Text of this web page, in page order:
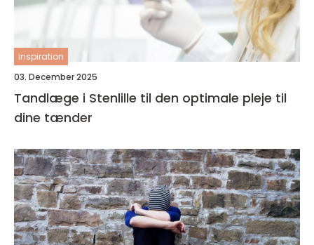
inspiration
03. December 2025
Tandlæge i Stenlille til den optimale pleje til
dine tænder